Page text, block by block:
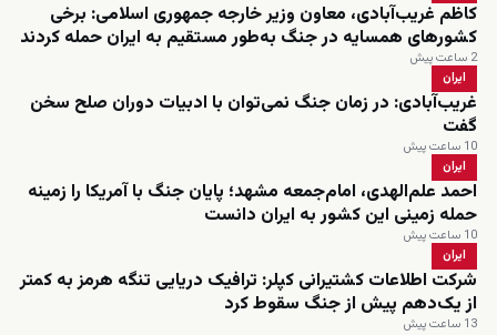
کاظم غریب‌آبادی، معاون وزیر خارجه جمهوری اسلامی: برخی
کشورهای همسایه در جنگ به‌طور مستقیم به ایران حمله کردند
2 ساعت پیش
ایران
غریب‌آبادی: در زمان جنگ نمی‌توان با ادبیات دوران صلح سخن
گفت
10 ساعت پیش
ایران
احمد علم‌الهدی، امام‌جمعه مشهد؛ پایان جنگ با آمریکا را زمینه
حمله زمینی این کشور به ایران دانست
10 ساعت پیش
ایران
شرکت اطلاعات کشتیرانی کپلر: ترافیک دریایی تنگه هرمز به کمتر
از یک‌دهم پیش از جنگ سقوط کرد
13 ساعت پیش